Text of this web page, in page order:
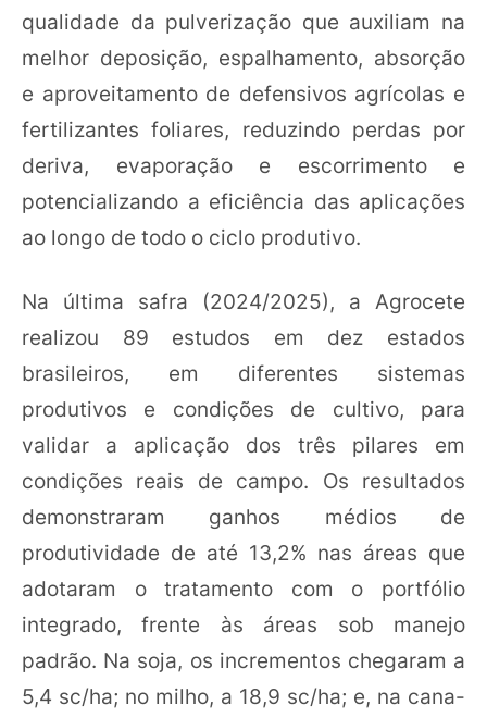
qualidade da pulverização que auxiliam na
melhor deposição, espalhamento, absorção
e aproveitamento de defensivos agrícolas e
fertilizantes foliares, reduzindo perdas por
deriva, evaporação e escorrimento e
potencializando a eficiência das aplicações
ao longo de todo o ciclo produtivo.
Na última safra (2024/2025), a Agrocete
realizou 89 estudos em dez estados
brasileiros, em diferentes sistemas
produtivos e condições de cultivo, para
validar a aplicação dos três pilares em
condições reais de campo. Os resultados
demonstraram ganhos médios de
produtividade de até 13,2% nas áreas que
adotaram o tratamento com o portfólio
integrado, frente às áreas sob manejo
padrão. Na soja, os incrementos chegaram a
5,4 sc/ha; no milho, a 18,9 sc/ha; e, na cana-